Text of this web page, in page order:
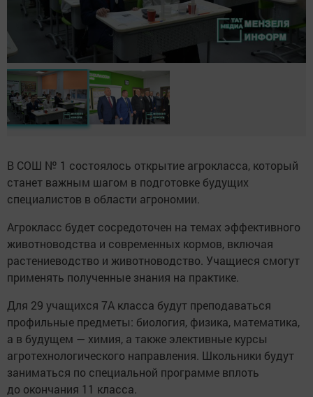
В СОШ № 1 состоялось открытие агрокласса, который
станет важным шагом в подготовке будущих
специалистов в области агрономии.
Агрокласс будет сосредоточен на темах эффективного
животноводства и современных кормов, включая
растениеводство и животноводство. Учащиеся смогут
применять полученные знания на практике.
Для 29 учащихся 7А класса будут преподаваться
профильные предметы: биология, физика, математика,
а в будущем — химия, а также элективные курсы
агротехнологического направления. Школьники будут
заниматься по специальной программе вплоть
до окончания 11 класса.